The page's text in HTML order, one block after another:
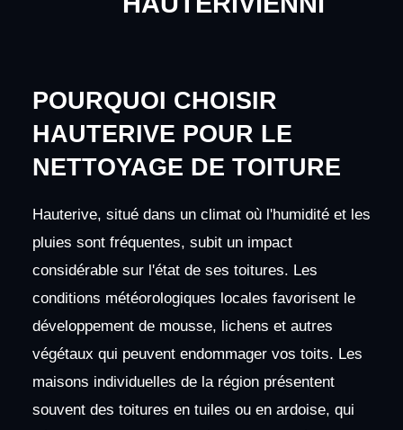
POURQUOI CHOISIR
HAUTERIVE POUR LE
NETTOYAGE DE TOITURE
Hauterive, situé dans un climat où l'humidité et les
pluies sont fréquentes, subit un impact
considérable sur l'état de ses toitures. Les
conditions météorologiques locales favorisent le
développement de mousse, lichens et autres
végétaux qui peuvent endommager vos toits. Les
maisons individuelles de la région présentent
souvent des toitures en tuiles ou en ardoise, qui